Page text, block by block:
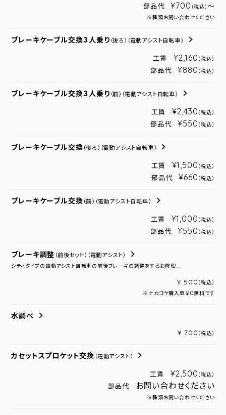
部品代 ¥700 （税込） ～
※種類お問い合わせください
ブレーキケーブル交換３人乗り （後ろ） （電動アシスト自転車）
工賃 ¥2,160 （税込）
部品代 ¥880 （税込）
ブレーキケーブル交換３人乗り （前） （電動アシスト自転車）
工賃 ¥2,430 （税込）
部品代 ¥550 （税込）
ブレーキケーブル交換 （後ろ） （電動アシスト自転車）
工賃 ¥1,500 （税込）
部品代 ¥660 （税込）
ブレーキケーブル交換 （前） （電動アシスト自転車）
工賃 ¥1,000 （税込）
部品代 ¥550 （税込）
ブレーキ調整 （前後セット） （電動アシスト）
シティタイプの電動アシスト自転車の前後ブレーキの調整をするお修理...
¥ 500 （税込）
※ナカゴヤ購入車￥０無料です
水調べ
¥ 700 （税込）
カセットスプロケット交換 （電動アシスト）
工賃 ¥2,500 （税込）
部品代 お問い合わせください
※種類お問い合わせください